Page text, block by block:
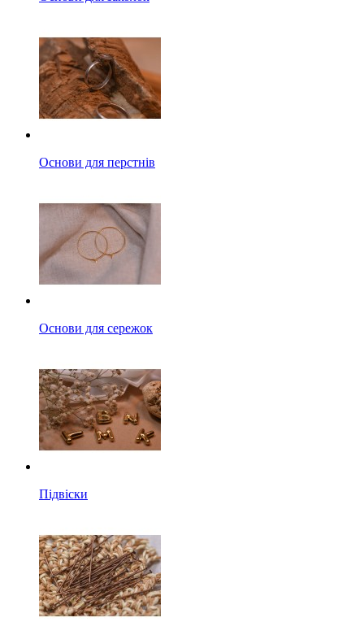
Основи для перстнів
Основи для сережок
Підвіски